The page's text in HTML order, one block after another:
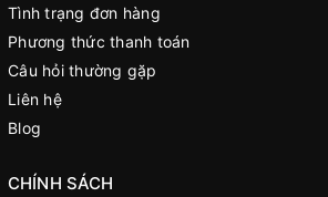
Tình trạng đơn hàng
Phương thức thanh toán
Câu hỏi thường gặp
Liên hệ
Blog
CHÍNH SÁCH